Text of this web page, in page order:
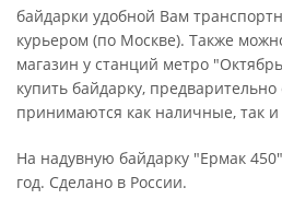
байдарки удобной Вам
курьером (по Москве). Также
магазин у станций метро
купить байдарку,
принимаются как наличные, так и
На надувную байдарку "Ермак
год. Сделано в России.